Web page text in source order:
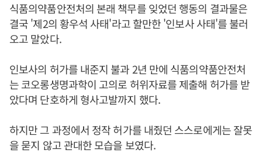
식품의약품안전처의 본래 책무를 잊었던 행동의 결과물은
결국 '제2의 황우석 사태'라고 할만한 '인보사 사태'를 불러
오고 말았다.
인보사의 허가를 내준지 불과 2년 만에 식품의약품안전처
는 코오롱생명과학이 고의로 허위자료를 제출해 허가를 받
았다며 단호하게 형사고발까지 했다.
하지만 그 과정에서 정작 허가를 내줬던 스스로에게는 잘못
을 묻지 않고 관대한 모습을 보였다.